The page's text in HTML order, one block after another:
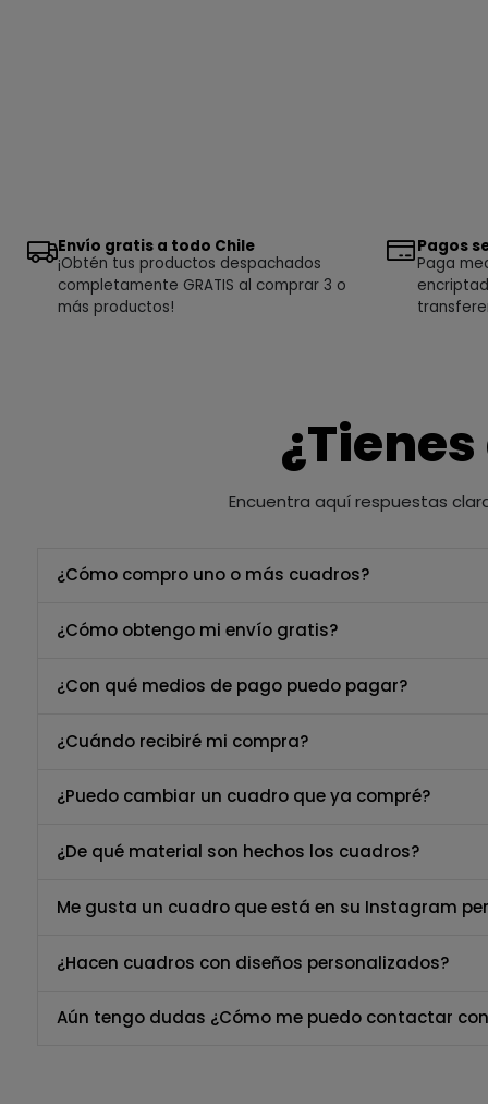
Envío gratis a todo Chile
¡Obtén tus productos despachados
completamente GRATIS al comprar 3 o
más productos!
Pagos
Paga
Encuentra aquí respuestas
¿Cómo compro uno o más cuadros?
¿Cómo obtengo mi envío gratis?
¿Con qué medios de pago puedo pagar?
¿Cuándo recibiré mi compra?
¿Puedo cambiar un cuadro que ya compré?
¿De qué material son hechos los cuadros?
Me gusta un cuadro que está en su Instagram
¿Hacen cuadros con diseños personalizados?
Aún tengo dudas ¿Cómo me puedo contactar